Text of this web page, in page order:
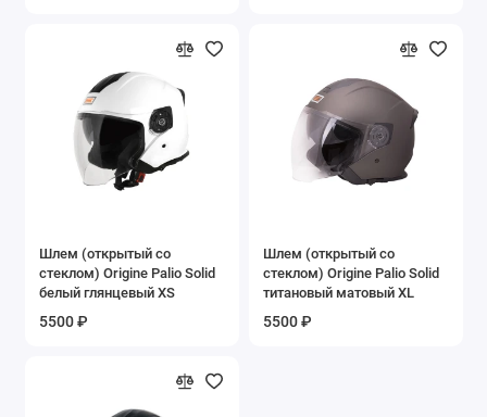
Шлем (открытый со
стеклом) Origine Palio Solid
белый глянцевый XS
5500 ₽
Шлем (открытый со
стеклом) Origine Palio Solid
титановый матовый XL
5500 ₽